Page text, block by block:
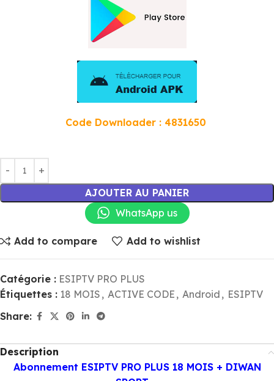
Code Downloader : 4831650
AJOUTER AU PANIER
WhatsApp us
Add to compare Add to wishlist
Catégorie : ESIPTV PRO PLUS
Étiquettes : 18 MOIS , ACTIVE CODE , Android , ESIPTV
Share:
Description
Abonnement ESIPTV PRO PLUS 18 MOIS + DIWAN